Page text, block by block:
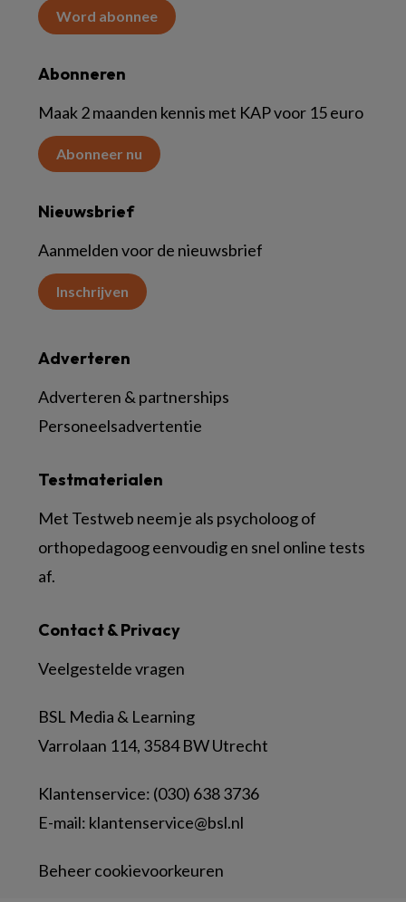
Word abonnee
Abonneren
Maak 2 maanden kennis met KAP voor 15 euro
Abonneer nu
Nieuwsbrief
Aanmelden voor de nieuwsbrief
Inschrijven
Contact & Privacy
Veelgestelde vragen
BSL Media & Learning
Varrolaan 114, 3584 BW Utrecht
Klantenservice: (030) 638 3736
E-mail: klantenservice@bsl.nl
Beheer cookievoorkeuren
Testmaterialen
Met Testweb neem je als psycholoog of
orthopedagoog eenvoudig en snel online tests
af.
Adverteren
Adverteren & partnerships
Personeelsadvertentie